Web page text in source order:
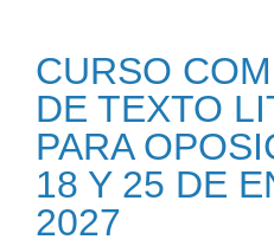
CURSO
DE TEXTO
PARA
18 Y 25 DE
2027